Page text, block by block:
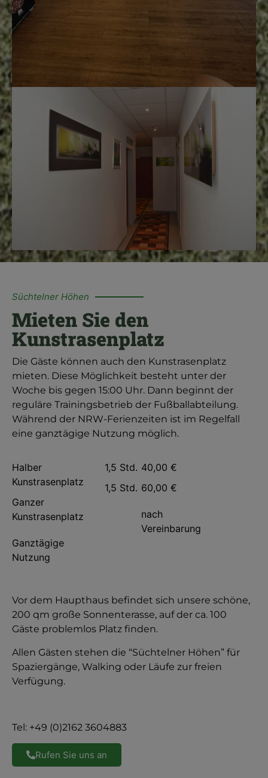
Süchtelner Höhen
Mieten Sie den
Kunstrasenplatz
Die Gäste können auch den Kunstrasenplatz
mieten. Diese Möglichkeit besteht unter der
Woche bis gegen 15:00 Uhr. Dann beginnt der
reguläre Trainingsbetrieb der Fußballabteilung.
Während der NRW-Ferienzeiten ist im Regelfall
eine ganztägige Nutzung möglich.
Halber
Kunstrasenplatz
Ganzer
Kunstrasenplatz
Ganztägige
Nutzung
1,5 Std.
1,5 Std.
40,00 €
60,00 €
nach
Vereinbarung
Vor dem Haupthaus befindet sich unsere schöne,
200 qm große Sonnenterasse, auf der ca. 100
Gäste problemlos Platz finden.
Allen Gästen stehen die “Süchtelner Höhen” für
Spaziergänge, Walking oder Läufe zur freien
Verfügung.
Tel: +49 (0)2162 3604883
Rufen Sie uns an